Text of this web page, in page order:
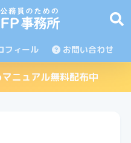
フィール お問い合わせ
ニュアル無料配布中